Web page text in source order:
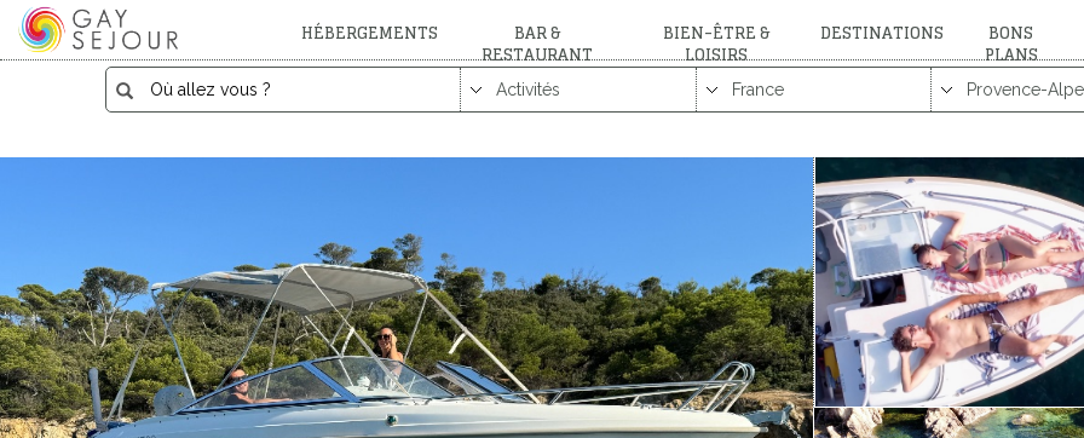
HÉBERGEMENTS BAR &
RESTAURANT
BIEN-ÊTRE &
LOISIRS
DESTINATIONS BONS
PLANS